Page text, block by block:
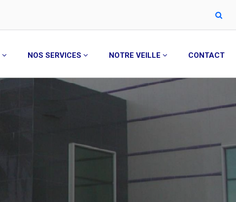
NOS SERVICES NOTRE VEILLE CONTACT